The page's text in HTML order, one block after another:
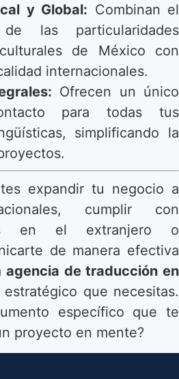
y Global: Combinan el
de las particularidades
de México con
internacionales.
Ofrecen un único
para todas tus
simplificando la
expandir tu negocio a
cumplir con
en el extranjero o
de manera efectiva
agencia de traducción en
que necesitas.
específico que te
proyecto en mente?